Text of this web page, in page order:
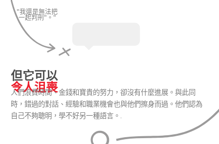
"我還是無法把
一起判刑"。"
但它可以
令人沮喪
人們浪費時間、金錢和寶貴的努力，卻沒有什麼進展。與此同
時，錯過的對話、經驗和職業機會也與他們擦身而過。他們認為
自己不夠聰明，學不好另一種語言。.